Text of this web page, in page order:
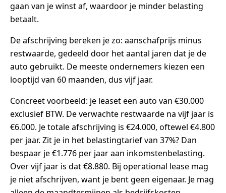
gaan van je winst af, waardoor je minder belasting
betaalt.
De afschrijving bereken je zo: aanschafprijs minus
restwaarde, gedeeld door het aantal jaren dat je de
auto gebruikt. De meeste ondernemers kiezen een
looptijd van 60 maanden, dus vijf jaar.
Concreet voorbeeld: je leaset een auto van €30.000
exclusief BTW. De verwachte restwaarde na vijf jaar is
€6.000. Je totale afschrijving is €24.000, oftewel €4.800
per jaar. Zit je in het belastingtarief van 37%? Dan
bespaar je €1.776 per jaar aan inkomstenbelasting.
Over vijf jaar is dat €8.880. Bij operational lease mag
je niet afschrijven, want je bent geen eigenaar. Je mag